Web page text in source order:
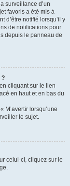
surveillance d’un
favoris a été mis à
d’être notifié lorsqu’il y
de notifications pour
depuis le panneau de
?
cliquant sur le lien
en haut et en bas du
M’avertir lorsqu’une
le sujet.
celui-ci, cliquez sur le